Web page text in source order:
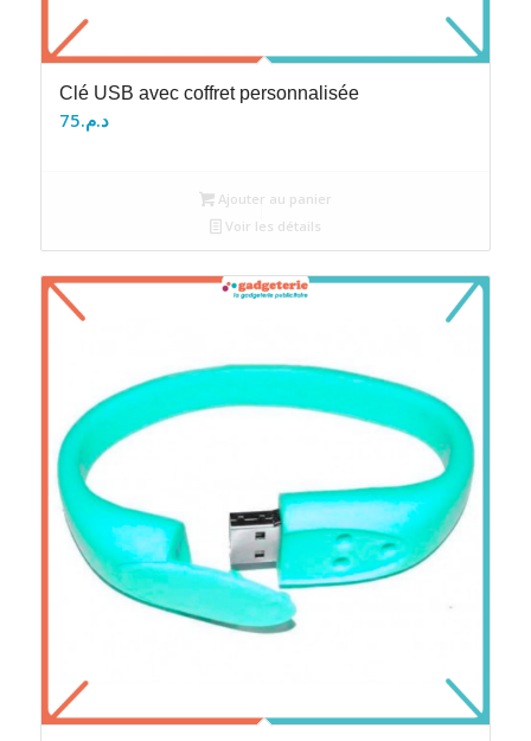
Clé USB avec coffret personnalisée
د.م.75
Ajouter au panier
Voir les détails